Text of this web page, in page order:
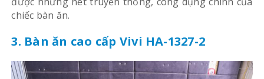
chiếc bàn ăn.
3. Bàn ăn cao cấp Vivi HA-1327-2